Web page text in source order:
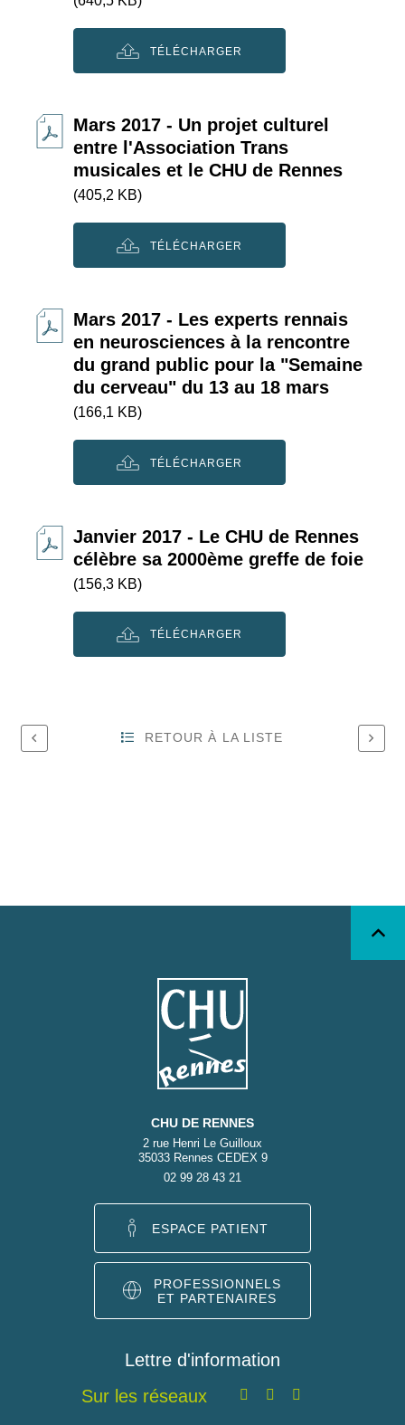
TÉLÉCHARGER
Mars 2017 - Un projet culturel
entre l'Association Trans
musicales et le CHU de Rennes
(405,2 KB)
TÉLÉCHARGER
Mars 2017 - Les experts rennais
en neurosciences à la rencontre
du grand public pour la "Semaine
du cerveau" du 13 au 18 mars
(166,1 KB)
TÉLÉCHARGER
Janvier 2017 - Le CHU de Rennes
célèbre sa 2000ème greffe de foie
(156,3 KB)
TÉLÉCHARGER
RETOUR À LA LISTE
CHU DE RENNES
2 rue Henri Le Guilloux
35033 Rennes CEDEX 9
02 99 28 43 21
ESPACE PATIENT
PROFESSIONNELS
ET PARTENAIRES
Lettre d'information
Sur les réseaux